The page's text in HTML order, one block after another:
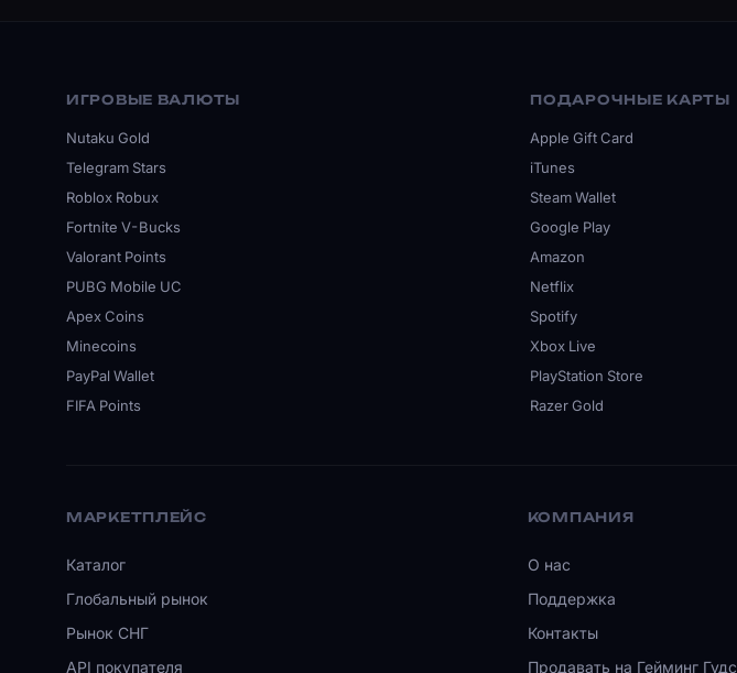
ИГРОВЫЕ ВАЛЮТЫ
Nutaku Gold
Telegram Stars
Roblox Robux
Fortnite V-Bucks
Valorant Points
PUBG Mobile UC
Apex Coins
Minecoins
PayPal Wallet
FIFA Points
ПОДАРОЧНЫЕ КАРТЫ
Apple Gift Card
iTunes
Steam Wallet
Google Play
Amazon
Netflix
Spotify
Xbox Live
PlayStation Store
Razer Gold
МАРКЕТПЛЕЙС
Каталог
Глобальный рынок
Рынок СНГ
API покупателя
КОМПАНИЯ
О нас
Поддержка
Контакты
Продавать на Гейминг Гудс